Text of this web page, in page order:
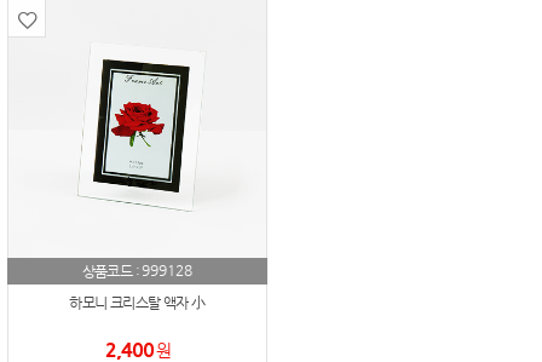
상품코드 :999128
하모니 크리스탈 액자 小
2,400원